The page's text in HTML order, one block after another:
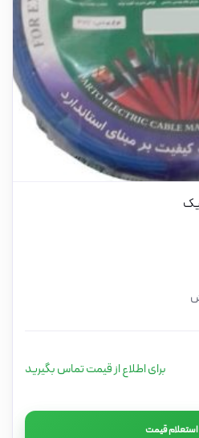
برای اطلاع از قیمت تماس بگیرید
استعلام قیمت